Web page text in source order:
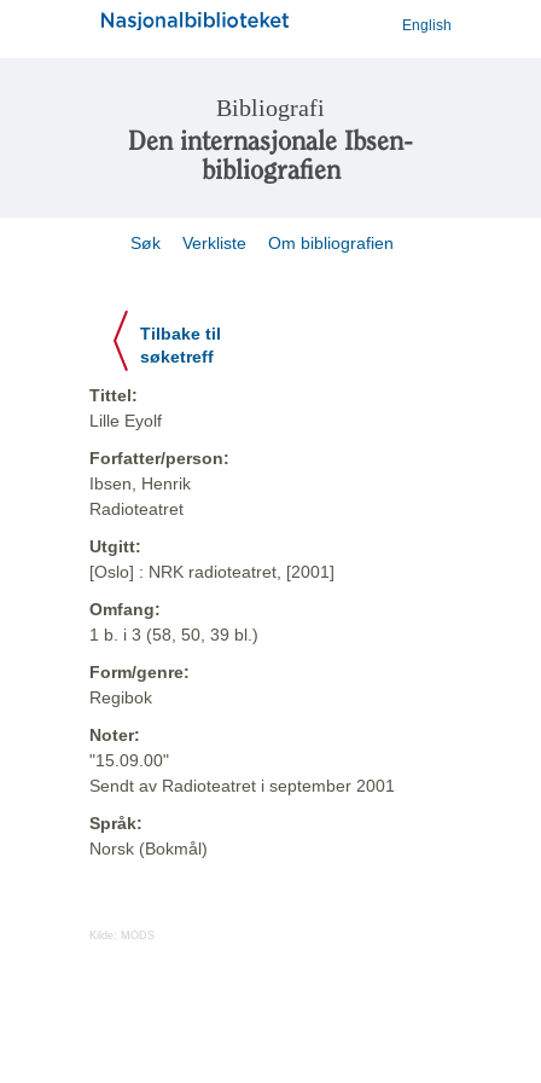
English
Bibliografi
Den internasjonale Ibsen-
bibliografien
Søk Verkliste Om bibliografien
Tilbake til
søketreff
Tittel:
Lille Eyolf
Forfatter/person:
Ibsen, Henrik
Radioteatret
Utgitt:
[Oslo] : NRK radioteatret, [2001]
Omfang:
1 b. i 3 (58, 50, 39 bl.)
Form/genre:
Regibok
Noter:
"15.09.00"
Sendt av Radioteatret i september 2001
Språk:
Norsk (Bokmål)
Kilde: MODS